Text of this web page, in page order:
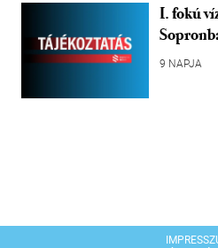
I. fokú
9 NAPJA